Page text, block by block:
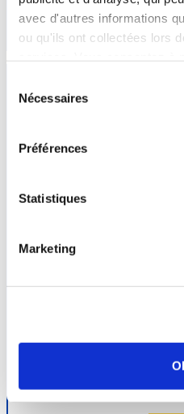
avec d'autres informations
ou qu'ils ont collectées lors
Nécessaires
Préférences
Statistiques
Marketing
En
Affections
La prise en charge dans
urinaire et les problèmes de
eaux sont essentiellement